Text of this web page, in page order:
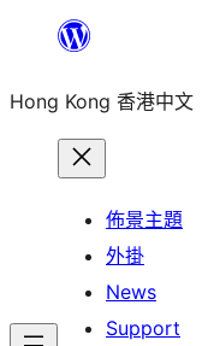
主
Hong Kong 香港中文
佈景主題
外掛
News
Support